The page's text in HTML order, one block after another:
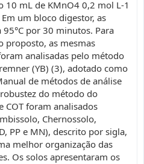
10 mL de KMnO4 0,2 mol L-1
um bloco digestor, as
por 30 minutos. Para
proposto, as mesmas
analisadas pelo método
(YB) (3), adotado como
de métodos de análise
do método do
COT foram analisados
Chernossolo,
PP e MN), descrito por sigla,
melhor organização das
Os solos apresentaram os